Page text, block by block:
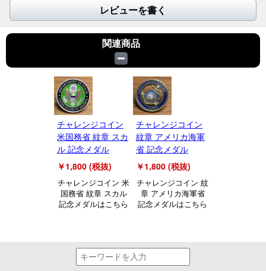
レビューを書く
関連商品
チャレンジコイン
米国務省 紋章 スカ
ル 記念メダル
￥1,800 (税抜)
チャレンジコイン 米
国務省 紋章 スカル
記念メダルはこちら
チャレンジコイン
紋章 アメリカ海軍
省 記念メダル
￥1,800 (税抜)
チャレンジコイン 紋
章 アメリカ海軍省
記念メダルはこちら